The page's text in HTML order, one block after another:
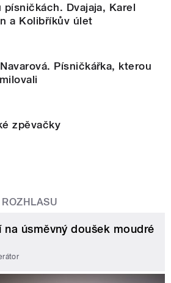
písničkách. Dvajaja, Karel
a Kolibříkův úlet
Písničkářka, kterou
zpěvačky
na úsměvný doušek moudré